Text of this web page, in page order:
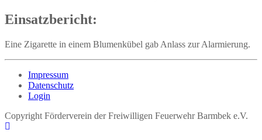
Einsatzbericht:
Eine Zigarette in einem Blumenkübel gab Anlass zur Alarmierung.
Impressum
Datenschutz
Login
Copyright Förderverein der Freiwilligen Feuerwehr Barmbek e.V.